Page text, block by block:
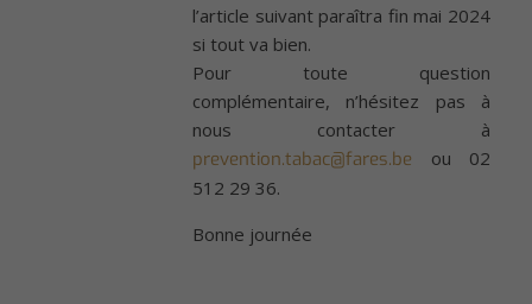
l’article suivant paraîtra fin mai 2024
si tout va bien.
Pour toute question
complémentaire, n’hésitez pas à
nous contacter à
prevention.tabac@fares.be ou 02
512 29 36.
Bonne journée